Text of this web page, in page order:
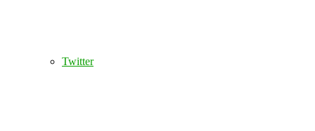
Twitter